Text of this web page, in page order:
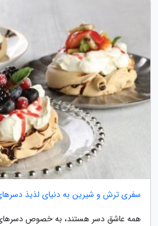
سفری ترش و شیرین به دنیای لذیذ
همه عاشق دسر هستند، به خصوص